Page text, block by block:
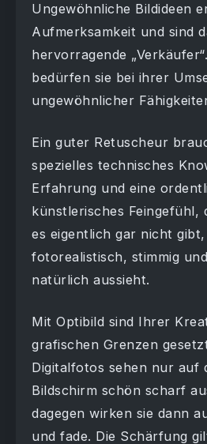
Ungewöhnliche Bildideen
Aufmerksamkeit und sind
hervorragende
bedürfen sie bei ihrer
ungewöhnlicher
Ein guter Retuscheur
spezielles technisches
Erfahrung und eine
künstlerisches Feingefühl,
es eigentlich gar nicht gibt,
fotorealistisch, stimmig
natürlich aussieht.
Mit Optibild sind Ihrer
grafischen Grenzen
Digitalfotos sehen nur auf
Bildschirm schön scharf
dagegen wirken sie dann
und fade. Die Schärfung